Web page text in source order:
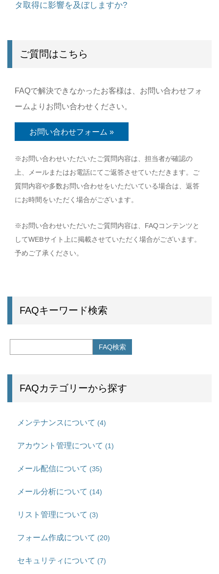
タ取得に影響を及ぼしますか?
ご質問はこちら
FAQで解決できなかったお客様は、お問い合わせフォ
ームよりお問い合わせください。
お問い合わせフォーム »
※お問い合わせいただいたご質問内容は、担当者が確認の
上、メールまたはお電話にてご返答させていただきます。ご
質問内容や多数お問い合わせをいただいている場合は、返答
にお時間をいただく場合がございます。
※お問い合わせいただいたご質問内容は、FAQコンテンツと
してWEBサイト上に掲載させていただく場合がございます。
予めご了承ください。
FAQキーワード検索
FAQカテゴリーから探す
メンテナンスについて (4)
アカウント管理について (1)
メール配信について (35)
メール分析について (14)
リスト管理について (3)
フォーム作成について (20)
セキュリティについて (7)